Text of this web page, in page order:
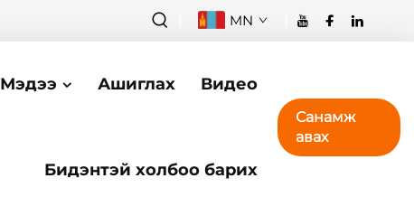
MN
Мэдээ Ашиглах Видео
Бидэнтэй холбоо барих
Санамж
авах